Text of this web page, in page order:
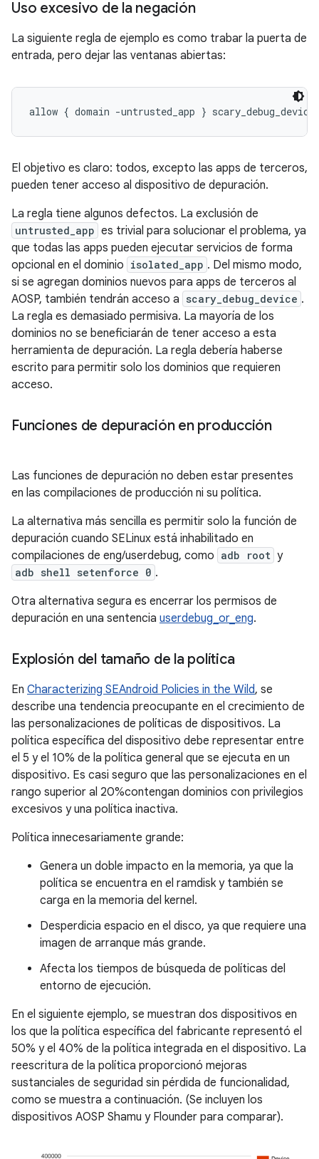
Uso excesivo de la negación
La siguiente regla de ejemplo es como trabar la puerta de
entrada, pero dejar las ventanas abiertas:
allow { domain -untrusted_app }
El objetivo es claro: todos, excepto las apps de terceros,
pueden tener acceso al dispositivo de depuración.
La regla tiene algunos defectos. La exclusión de
untrusted_app es trivial para solucionar el problema, ya
que todas las apps pueden ejecutar servicios de forma
opcional en el dominio isolated_app . Del mismo modo,
si se agregan dominios nuevos para apps de terceros al
AOSP, también tendrán acceso a scary_debug_device .
La regla es demasiado permisiva. La mayoría de los
dominios no se beneficiarán de tener acceso a esta
herramienta de depuración. La regla debería haberse
escrito para permitir solo los dominios que requieren
acceso.
Funciones de depuración en producción
Las funciones de depuración no deben estar presentes
en las compilaciones de producción ni su política.
La alternativa más sencilla es permitir solo la función de
depuración cuando SELinux está inhabilitado en
compilaciones de eng/userdebug, como adb root y
adb shell setenforce 0 .
Otra alternativa segura es encerrar los permisos de
depuración en una sentencia userdebug_or_eng.
Explosión del tamaño de la política
En Characterizing SEAndroid Policies in the Wild, se
describe una tendencia preocupante en el crecimiento de
las personalizaciones de políticas de dispositivos. La
política específica del dispositivo debe representar entre
el 5 y el 10% de la política general que se ejecuta en un
dispositivo. Es casi seguro que las personalizaciones en el
rango superior al 20%contengan dominios con privilegios
excesivos y una política inactiva.
Política innecesariamente grande:
Genera un doble impacto en la memoria, ya que la
política se encuentra en el ramdisk y también se
carga en la memoria del kernel.
Desperdicia espacio en el disco, ya que requiere una
imagen de arranque más grande.
Afecta los tiempos de búsqueda de políticas del
entorno de ejecución.
En el siguiente ejemplo, se muestran dos dispositivos en
los que la política específica del fabricante representó el
50% y el 40% de la política integrada en el dispositivo. La
reescritura de la política proporcionó mejoras
sustanciales de seguridad sin pérdida de funcionalidad,
como se muestra a continuación. (Se incluyen los
dispositivos AOSP Shamu y Flounder para comparar).